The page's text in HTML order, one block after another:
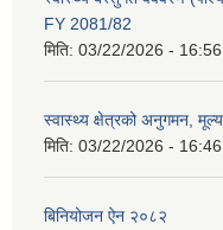
FY 2081/82
मिति: 03/22/2026 - 16:56
स्वास्थ्य क्षेत्रको अनुगमन,
मिति: 03/22/2026 - 16:46
बिनियोजन ऐन २०८२